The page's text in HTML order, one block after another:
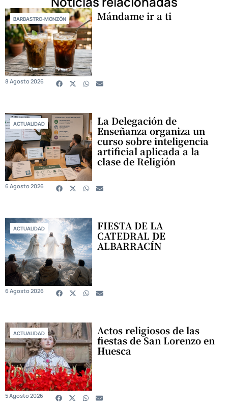
BARBASTRO-MONZÓN Mándame ir a ti
8 Agosto 2026
ACTUALIDAD La Delegación de
Enseñanza organiza un
curso sobre inteligencia
artificial aplicada a la
clase de Religión
6 Agosto 2026
ACTUALIDAD FIESTA DE LA
CATEDRAL DE
ALBARRACÍN
6 Agosto 2026
ACTUALIDAD Actos religiosos de las
fiestas de San Lorenzo en
Huesca
5 Agosto 2026